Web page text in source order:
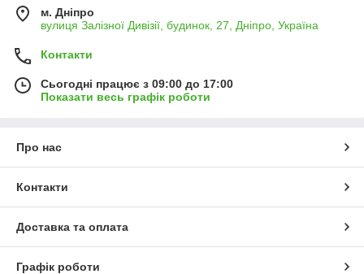
м. Дніпро
вулиця Залізної Дивізії, будинок, 27, Дніпро, Україна
Контакти
Сьогодні працює з 09:00 до 17:00
Показати весь графік роботи
Про нас
Контакти
Доставка та оплата
Графік роботи